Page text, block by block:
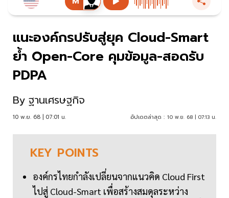
แนะองค์กรปรับสู่ยุค Cloud-Smart
ย้ำ Open-Core คุมข้อมูล-สอดรับ
PDPA
By ฐานเศรษฐกิจ
10 พ.ย. 68 | 07:01 น. อัปเดตล่าสุด : 10 พ.ย. 68 | 07:13 น.
KEY POINTS
องค์กรไทยกำลังเปลี่ยนจากแนวคิด Cloud First
ไปสู่ Cloud-Smart เพื่อสร้างสมดุลระหว่าง